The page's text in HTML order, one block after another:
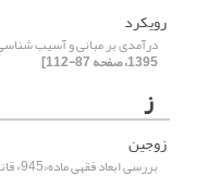
رویکرد
درآمدی بر مبانی و آسیب
1395، صفحه 87-112]
ز
زوجین
بررسی ابعاد فقهی ماده«945» قانون مدنی ایران با استناد به فقه مذاهب اسلامی